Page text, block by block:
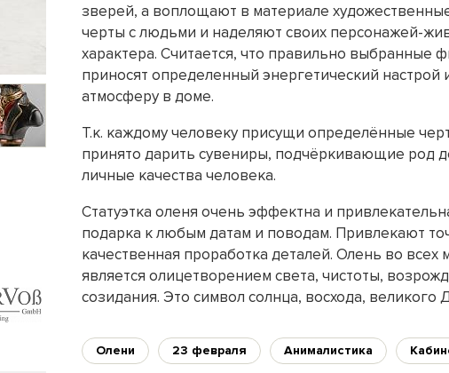
зверей, а воплощают в материале
черты с людьми и наделяют своих персонажей-
характера. Считается, что правильно выбранные
приносят определенный энергетический настрой
атмосферу в доме.
Т.к. каждому человеку присущи определённые
принято дарить сувениры, подчёркивающие род
личные качества человека.
Статуэтка оленя очень эффектна и
подарка к любым датам и поводам. Привлекают
качественная проработка деталей. Олень во всех
является олицетворением света, чистоты,
созидания. Это символ солнца, восхода, великого
Олени 23 февраля Анималистика